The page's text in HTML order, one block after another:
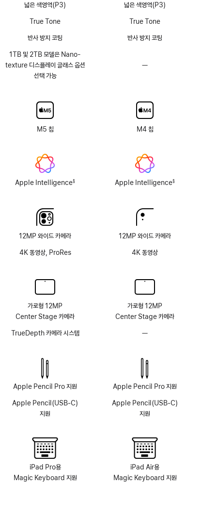
넓은 색영역(P3)
True Tone
반사 방지 코팅
1TB 및 2TB 모델은 Nano-
texture 디스플레이 글래스 옵션
선택 가능
M5 칩
Apple Intelligence§
12MP 와이드 카메라
4K 동영상, ProRes
가로형 12MP
Center Stage 카메라
TrueDepth 카메라 시스템
Apple Pencil Pro 지원
Apple Pencil(USB‑C)
지원
iPad Pro용
Magic Keyboard 지원
해당
없음
넓은 색영역(P3)
True Tone
반사 방지 코팅
—
옵션
없음
M4 칩
Apple Intelligence§
12MP 와이드 카메라
4K 동영상
가로형 12MP
Center Stage 카메라
—
Apple Pencil Pro 지원
Apple Pencil(USB‑C)
지원
iPad Air용
Magic Keyboard 지원